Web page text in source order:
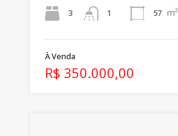
3
1
57 m²
À Venda
R$ 350.000,00